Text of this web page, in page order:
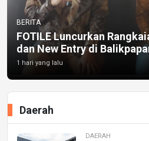
BERITA
FOTILE Luncurkan
dan New Entry di
1 hari yang lalu
Daerah
DAERAH